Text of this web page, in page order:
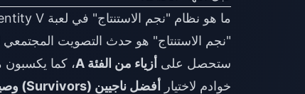
ما هو نظام "نجم الاستنتاج" في لعبة Identity V وكيف يعمل في عام 2026؟
ستحصل على أزياء من الفئة A
، كما
خوادم لاختيار
أفضل ناجيين (Survivors) وصياد واحد (Hunter)